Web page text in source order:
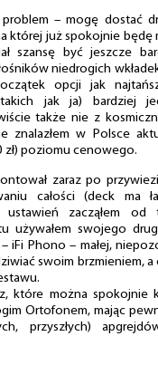
– mogę dostać
której już spokojnie będę
szansę być jeszcze
niedrogich
opcji jak
jak ja) bardziej
także nie z
znalazłem w Polsce
zł) poziomu cenowego.
zaraz po
całości (deck ma
zacząłem od
używałem swojego
iFi Phono – małej,
swoim brzmieniem, a
które można spokojnie
Ortofonem, mając
przyszłych)